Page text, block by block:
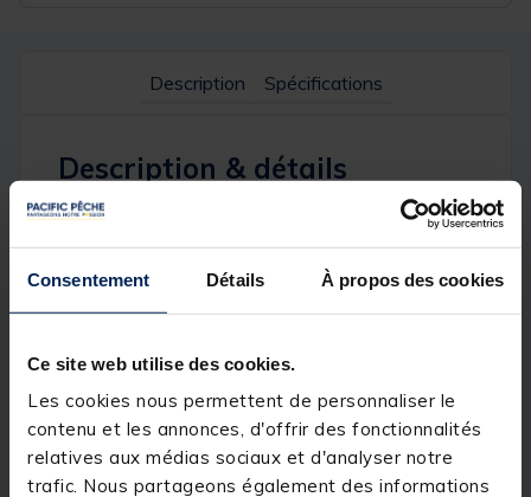
Consentement Détails À propos des cookies
Ce site web utilise des cookies.
Les cookies nous permettent de personnaliser le
contenu et les annonces, d'offrir des fonctionnalités
relatives aux médias sociaux et d'analyser notre
trafic. Nous partageons également des informations
Description Spécifications
Description & détails
Description
complet, permettant de basculer instantanément du
Une molette permet d'ajuster la tension grâce à 4
réglages distincts en fonction de la tension que l'on
souhaite appliquer sur la ligne.